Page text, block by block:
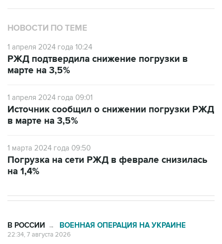
НОВОСТИ ПО ТЕМЕ
1 апреля 2024 года 10:24
РЖД подтвердила снижение погрузки в
марте на 3,5%
1 апреля 2024 года 09:01
Источник сообщил о снижении погрузки РЖД
в марте на 3,5%
1 марта 2024 года 09:50
Погрузка на сети РЖД в феврале снизилась
на 1,4%
В РОССИИ → ВОЕННАЯ ОПЕРАЦИЯ НА УКРАИНЕ
22:34, 7 августа 2026